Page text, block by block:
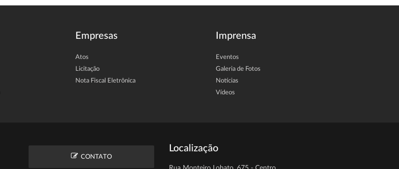
Empresas
Atos
Licitação
Nota Fiscal Eletrônica
Imprensa
Eventos
Galeria de Fotos
Notícias
Vídeos
CONTATO
Localização